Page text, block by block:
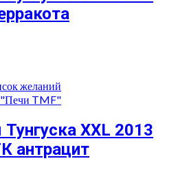
желаний
"Печи TMF"
XXL 2013
антрацит